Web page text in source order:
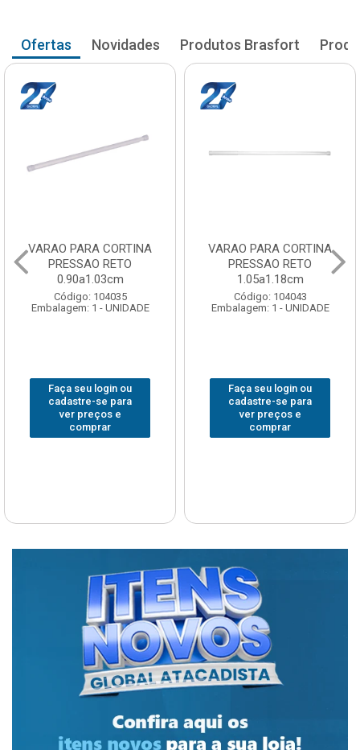
Ofertas Novidades Produtos Brasfort
VARAO PARA CORTINA
PRESSAO RETO
1.05a1.18cm
Código: 104043
Embalagem: 1 - UNIDADE
Faça seu login ou
cadastre-se para
ver preços e
comprar
VARAO PARA CORTINA
PRESSAO RETO
1.20a1.33cm
Código: 104051
Embalagem: 1 - UNIDADE
Faça seu login ou
cadastre-se para
ver preços e
comprar